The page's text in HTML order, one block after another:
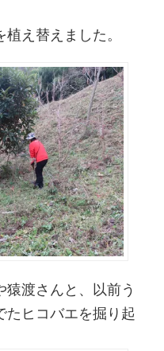
え替えました。
猿渡さんと、以前う
たヒコバエを掘り起